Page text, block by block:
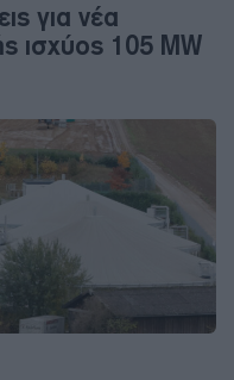
για νέα
ισχύος 105 MW